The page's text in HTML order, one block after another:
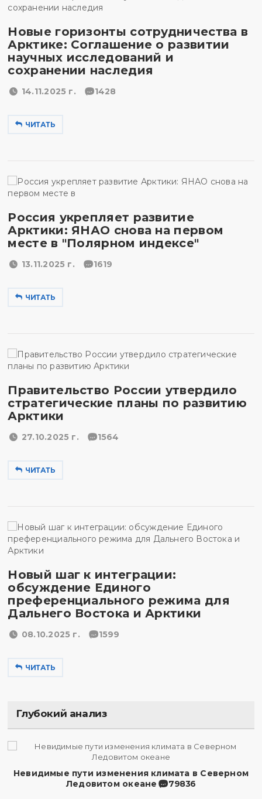
Новые горизонты сотрудничества в
Арктике: Соглашение о развитии
научных исследований и
сохранении наследия
14.11.2025 г. 1428
ЧИТАТЬ
Россия укрепляет развитие
Арктики: ЯНАО снова на первом
месте в "Полярном индексе"
13.11.2025 г. 1619
ЧИТАТЬ
Правительство России утвердило
стратегические планы по развитию
Арктики
27.10.2025 г. 1564
ЧИТАТЬ
Новый шаг к интеграции:
обсуждение Единого
преференциального режима для
Дальнего Востока и Арктики
08.10.2025 г. 1599
ЧИТАТЬ
Глубокий анализ
Невидимые пути изменения климата в Северном
Ледовитом океане
79836